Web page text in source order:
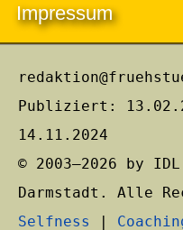
Impressum
Publiziert:
14.11.2024
© 2003–2026 by IDL
Darmstadt. Alle
Selfness
|